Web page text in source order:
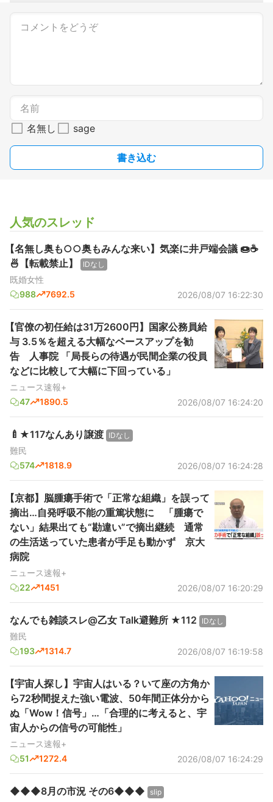
名無し sage
書き込む
人気のスレッド
【名無し奥も○○奥もみんな来い】気楽に井戸端会議 🍩☕️
🍜【転載禁止】
IDなし
既婚女性
988
7692.5 2026/08/07 16:22:30
【官僚の初任給は31万2600円】国家公務員給
与 3.5％を超える大幅なベースアップを勧
告 人事院 「局長らの待遇が民間企業の役員
などに比較して大幅に下回っている」
ニュース速報+
47
1890.5 2026/08/07 16:24:20
🍼★117なんあり譲渡 IDなし
難民
574
1818.9 2026/08/07 16:24:28
【京都】脳腫瘍手術で「正常な組織」を誤って
摘出…自発呼吸不能の重篤状態に 「腫瘍で
ない」結果出ても“勘違い”で摘出継続 通常
の生活送っていた患者が手足も動かず 京大
病院
ニュース速報+
22
1451 2026/08/07 16:20:29
なんでも雑談スレ@乙女 Talk避難所 ★112 IDなし
難民
193
1314.7 2026/08/07 16:19:58
【宇宙人探し】宇宙人はいる？いて座の方角か
ら72秒間捉えた強い電波、50年間正体分から
ぬ「Wow！信号」…「合理的に考えると、宇
宙人からの信号の可能性」
ニュース速報+
51
1272.4 2026/08/07 16:24:29
◆◆◆8月の市況 その6◆◆◆ slip